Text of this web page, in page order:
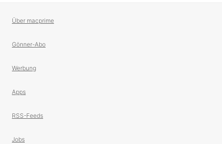
Über macprime
Gönner-Abo
Werbung
Apps
RSS-Feeds
Jobs